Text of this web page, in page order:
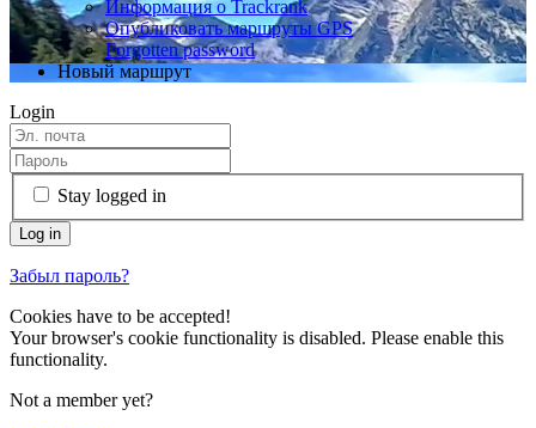
Информация о Trackrank
Опубликовать маршруты GPS
Forgotten password
Новый маршрут
Login
Stay logged in
Забыл пароль?
Cookies have to be accepted!
Your browser's cookie functionality is disabled. Please enable this
functionality.
Not a member yet?